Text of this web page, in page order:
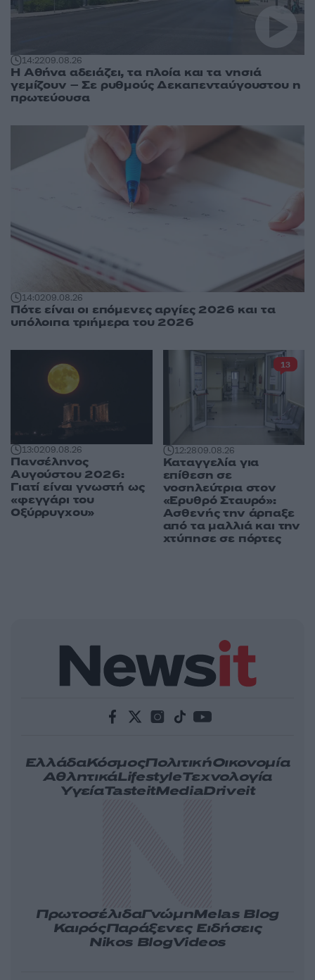
14:2209.08.26
Η Αθήνα αδειάζει, τα πλοία και τα νησιά
γεμίζουν – Σε ρυθμούς Δεκαπενταύγουστου η
πρωτεύουσα
14:0209.08.26
Πότε είναι οι επόμενες αργίες 2026 και τα
υπόλοιπα τριήμερα του 2026
13:0209.08.26
Πανσέληνος
Αυγούστου 2026:
Γιατί είναι γνωστή ως
«φεγγάρι του
Οξύρρυγχου»
12:2809.08.26
Καταγγελία για
επίθεση σε
νοσηλεύτρια στον
«Ερυθρό Σταυρό»:
Ασθενής την άρπαξε
από τα μαλλιά και την
χτύπησε σε πόρτες
13
ΕλλάδαΚόσμοςΠολιτικήΟικονομία
ΑθλητικάLifestyleΤεχνολογία
ΥγείαTasteitMediaDriveit
ΠρωτοσέλιδαΓνώμηMelas Blog
ΚαιρόςΠαράξενες Ειδήσεις
Nikos BlogVideos